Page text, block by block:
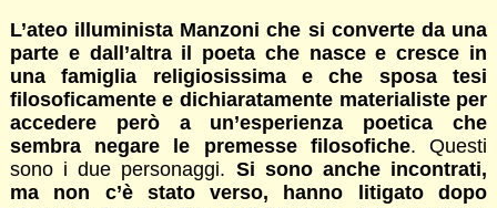
L’ateo illuminista Manzoni che si converte da una
parte e dall’altra il poeta che nasce e cresce in
una famiglia religiosissima e che sposa tesi
filosoficamente e dichiaratamente materialiste per
accedere però a un’esperienza poetica che
sembra negare le premesse filosofiche. Questi
sono i due personaggi. Si sono anche incontrati,
ma non c’è stato verso, hanno litigato dopo